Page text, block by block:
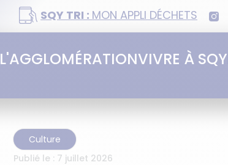
SQY TRI : MON APPLI DÉCHETS
L'AGGLOMÉRATIONVIVRE À SQY
Culture
Publié le : 7 juillet 2026